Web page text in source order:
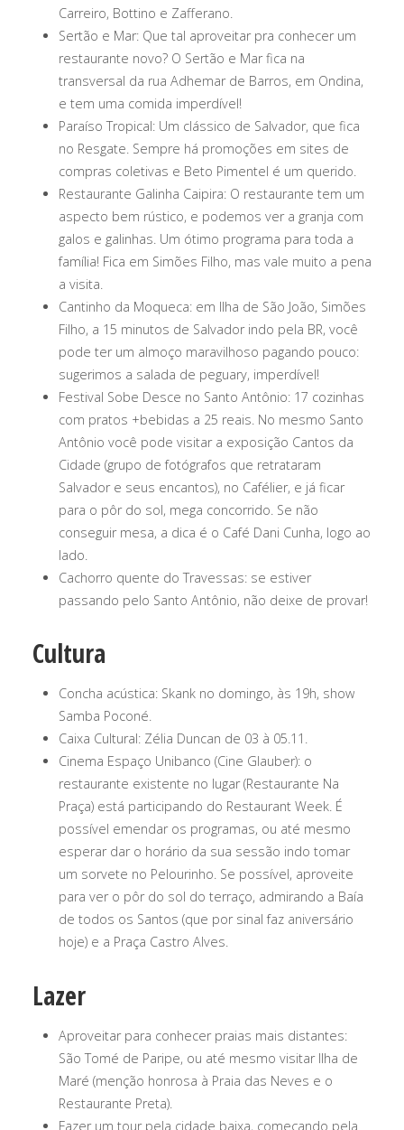
Carreiro, Bottino e Zafferano.
Sertão e Mar: Que tal aproveitar pra conhecer um
restaurante novo? O Sertão e Mar fica na
transversal da rua Adhemar de Barros, em Ondina,
e tem uma comida imperdível!
Paraíso Tropical: Um clássico de Salvador, que fica
no Resgate. Sempre há promoções em sites de
compras coletivas e Beto Pimentel é um querido.
Restaurante Galinha Caipira: O restaurante tem um
aspecto bem rústico, e podemos ver a granja com
galos e galinhas. Um ótimo programa para toda a
família! Fica em Simões Filho, mas vale muito a pena
a visita.
Cantinho da Moqueca: em Ilha de São João, Simões
Filho, a 15 minutos de Salvador indo pela BR, você
pode ter um almoço maravilhoso pagando pouco:
sugerimos a salada de peguary, imperdível!
Festival Sobe Desce no Santo Antônio: 17 cozinhas
com pratos +bebidas a 25 reais. No mesmo Santo
Antônio você pode visitar a exposição Cantos da
Cidade (grupo de fotógrafos que retrataram
Salvador e seus encantos), no Cafélier, e já ficar
para o pôr do sol, mega concorrido. Se não
conseguir mesa, a dica é o Café Dani Cunha, logo ao
lado.
Cachorro quente do Travessas: se estiver
passando pelo Santo Antônio, não deixe de provar!
Cultura
Concha acústica: Skank no domingo, às 19h, show
Samba Poconé.
Caixa Cultural: Zélia Duncan de 03 à 05.11.
Cinema Espaço Unibanco (Cine Glauber): o
restaurante existente no lugar (Restaurante Na
Praça) está participando do Restaurant Week. É
possível emendar os programas, ou até mesmo
esperar dar o horário da sua sessão indo tomar
um sorvete no Pelourinho. Se possível, aproveite
para ver o pôr do sol do terraço, admirando a Baía
de todos os Santos (que por sinal faz aniversário
hoje) e a Praça Castro Alves.
Lazer
Aproveitar para conhecer praias mais distantes:
São Tomé de Paripe, ou até mesmo visitar Ilha de
Maré (menção honrosa à Praia das Neves e o
Restaurante Preta).
Fazer um tour pela cidade baixa, começando pela